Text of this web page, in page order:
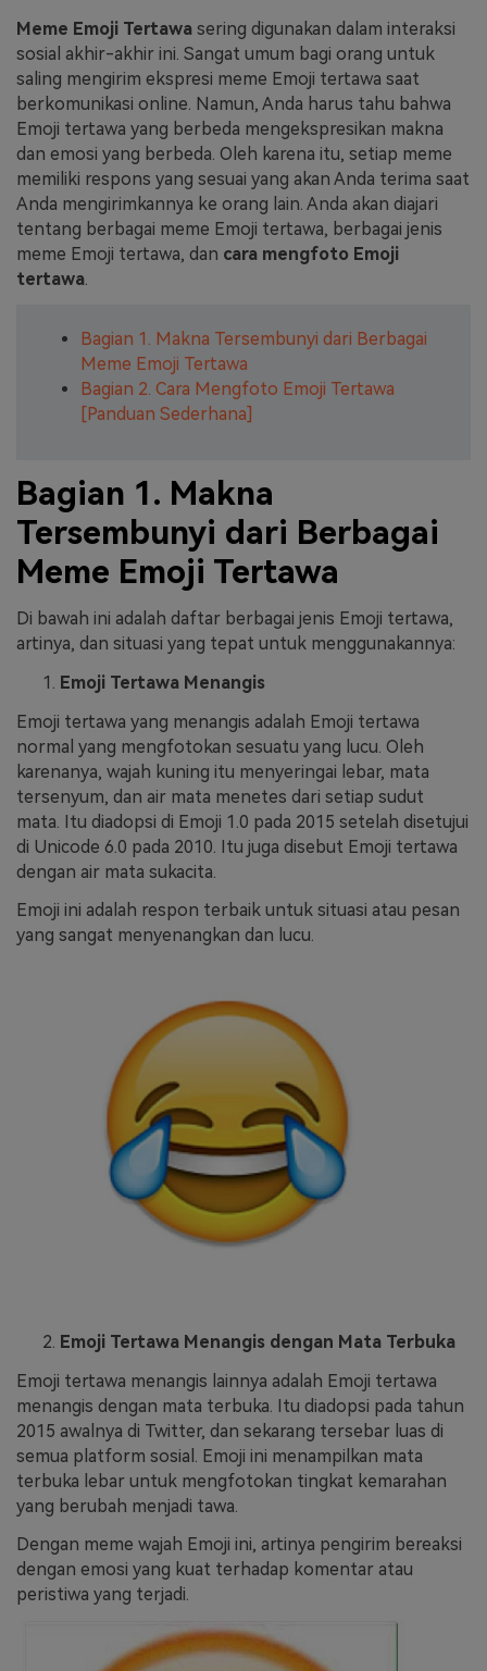
FAQs Hubungi Kami
Tips & Tutorial AI
Postingan Terbaru
Jelajahi Lebih Banyak >>
Masuk
Berkreasi dengan AI
Meme Emoji Tertawa sering digunakan dalam interaksi
sosial akhir-akhir ini. Sangat umum bagi orang untuk
saling mengirim ekspresi meme Emoji tertawa saat
berkomunikasi online. Namun, Anda harus tahu bahwa
Emoji tertawa yang berbeda mengekspresikan makna
dan emosi yang berbeda. Oleh karena itu, setiap meme
memiliki respons yang sesuai yang akan Anda terima saat
Anda mengirimkannya ke orang lain. Anda akan diajari
tentang berbagai meme Emoji tertawa, berbagai jenis
meme Emoji tertawa, dan cara mengfoto Emoji
tertawa
Bagian 1. Makna Tersembunyi dari Berbagai
Meme Emoji Tertawa
Bagian 2. Cara Mengfoto Emoji Tertawa
[Panduan Sederhana]
Bagian 1. Makna
Tersembunyi dari Berbagai
Meme Emoji Tertawa
Di bawah ini adalah daftar berbagai jenis Emoji tertawa,
artinya, dan situasi yang tepat untuk menggunakannya:
Emoji Tertawa Menangis
Emoji tertawa yang menangis adalah Emoji tertawa
normal yang mengfotokan sesuatu yang lucu. Oleh
karenanya, wajah kuning itu menyeringai lebar, mata
tersenyum, dan air mata menetes dari setiap sudut
mata. Itu diadopsi di Emoji 1.0 pada 2015 setelah disetujui
di Unicode 6.0 pada 2010. Itu juga disebut Emoji tertawa
dengan air mata sukacita.
Emoji ini adalah respon terbaik untuk situasi atau pesan
yang sangat menyenangkan dan lucu.
Emoji Tertawa Menangis dengan Mata Terbuka
Emoji tertawa menangis lainnya adalah Emoji tertawa
menangis dengan mata terbuka. Itu diadopsi pada tahun
2015 awalnya di Twitter, dan sekarang tersebar luas di
semua platform sosial. Emoji ini menampilkan mata
terbuka lebar untuk mengfotokan tingkat kemarahan
yang berubah menjadi tawa.
Dengan meme wajah Emoji ini, artinya pengirim bereaksi
dengan emosi yang kuat terhadap komentar atau
peristiwa yang terjadi.